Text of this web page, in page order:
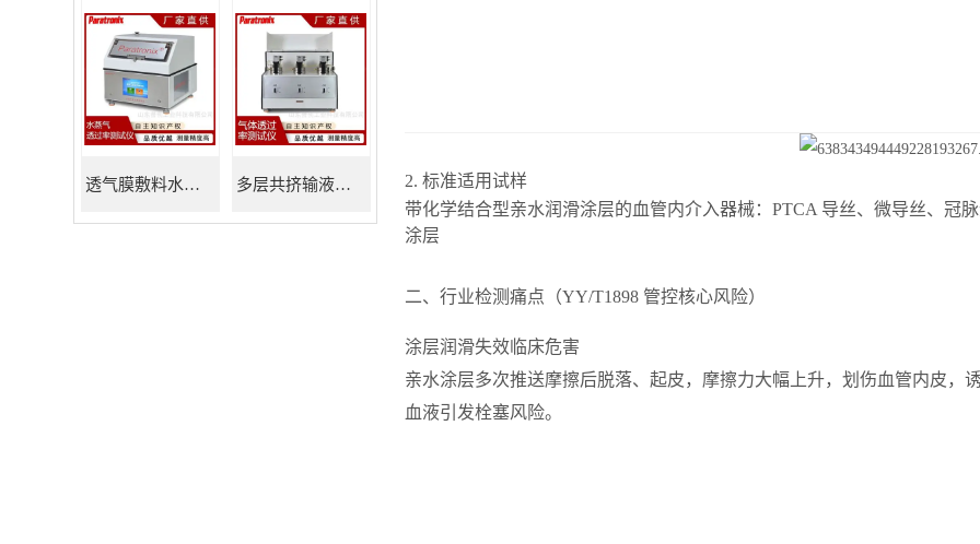
透气膜敷料水蒸透过率测试仪 多层共挤输液用膜氮气透过率测试仪
2. 标准适用试样
带化学结合型亲水润滑涂层的血管内介入器械：PTCA 导丝、微导丝、冠
涂层
二、行业检测痛点（YY/T1898 管控核心风险）
涂层润滑失效临床危害
亲水涂层多次推送摩擦后脱落、起皮，摩擦力大幅上升，划伤血管内皮，
血液引发栓塞风险。